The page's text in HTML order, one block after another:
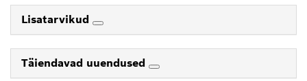
Lisatarvikud
Täiendavad uuendused